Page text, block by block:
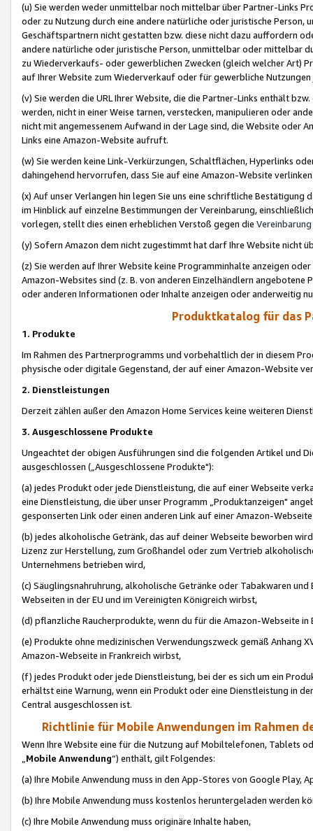
(u) Sie werden weder unmittelbar noch mittelbar über Partner-Links
oder zu Nutzung durch eine andere natürliche oder juristische
Geschäftspartnern nicht gestatten bzw. diese nicht dazu auffordern
andere natürliche oder juristische Person, unmittelbar oder mittelbar
zu Wiederverkaufs- oder gewerblichen Zwecken (gleich welcher Art)
auf Ihrer Website zum Wiederverkauf oder für gewerbliche
(v) Sie werden die URL Ihrer Website, die die Partner-Links enthält
werden, nicht in einer Weise tarnen, verstecken, manipulieren oder
nicht mit angemessenem Aufwand in der Lage sind, die Website oder
Links eine Amazon-Website aufruft.
(w) Sie werden keine Link-Verkürzungen, Schaltflächen, Hyperlinks
dahingehend hervorrufen, dass Sie auf eine Amazon-Website
(x) Auf unser Verlangen hin legen Sie uns eine schriftliche
im Hinblick auf einzelne Bestimmungen der Vereinbarung,
vorlegen, stellt dies einen erheblichen Verstoß gegen die Vereinbarung
(y) Sofern Amazon dem nicht zugestimmt hat darf Ihre Website nicht
(z) Sie werden auf Ihrer Website keine Programminhalte anzeigen
Amazon-Websites sind (z. B. von anderen Einzelhändlern
oder anderen Informationen oder Inhalte anzeigen oder anderweitig
Produktkatalog für das
1. Produkte
Im Rahmen des Partnerprogramms und vorbehaltlich der in diesem
physische oder digitale Gegenstand, der auf einer Amazon-Website
2. Dienstleistungen
Derzeit zählen außer den Amazon Home Services keine weiteren
3. Ausgeschlossene Produkte
Ungeachtet der obigen Ausführungen sind die folgenden Artikel und
ausgeschlossen („Ausgeschlossene Produkte"):
(a) jedes Produkt oder jede Dienstleistung, die auf einer Webseite
eine Dienstleistung, die über unser Programm „Produktanzeigen"
gesponserten Link oder einen anderen Link auf einer Amazon-
(b) jedes alkoholische Getränk, das auf deiner Webseite beworben
Lizenz zur Herstellung, zum Großhandel oder zum Vertrieb
Unternehmens betrieben wird,
(c) Säuglingsnahruhrung, alkoholische Getränke oder Tabakwaren
Webseiten in der EU und im Vereinigten Königreich wirbst,
(d) pflanzliche Raucherprodukte, wenn du für die Amazon-Webseite in
(e) Produkte ohne medizinischen Verwendungszweck gemäß Anhang
Amazon-Webseite in Frankreich wirbst,
(f) jedes Produkt oder jede Dienstleistung, bei der es sich um ein
erhältst eine Warnung, wenn ein Produkt oder eine Dienstleistung in
Central ausgeschlossen ist.
Richtlinie für Mobile Anwendungen im Rahmen
Wenn Ihre Website eine für die Nutzung auf Mobiltelefonen, Tablets
„Mobile Anwendung“) enthält, gilt Folgendes:
(a) Ihre Mobile Anwendung muss in den App-Stores von Google Play,
(b) Ihre Mobile Anwendung muss kostenlos heruntergeladen werden
(c) Ihre Mobile Anwendung muss originäre Inhalte haben,